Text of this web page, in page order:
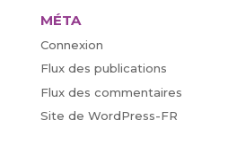
MÉTA
Connexion
Flux des publications
Flux des commentaires
Site de WordPress-FR